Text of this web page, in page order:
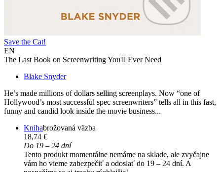
Save the Cat!
EN
The Last Book on Screenwriting You'll Ever Need
Blake Snyder
He’s made millions of dollars selling screenplays. Now “one of
Hollywood’s most successful spec screenwriters” tells all in this fast,
funny and candid look inside the movie business...
Knihabrožovaná väzba
18,74 €
Do 19 – 24 dní
Tento produkt momentálne nemáme na sklade, ale zvyčajne
vám ho vieme zabezpečiť a odoslať do 19 – 24 dní. A